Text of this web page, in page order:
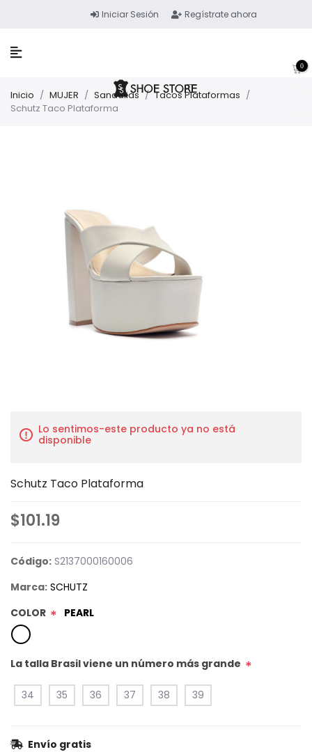
Iniciar Sesión Regístrate ahora
0
Inicio / MUJER / Sandalias / Tacos Plataformas /
Schutz Taco Plataforma
Lo sentimos-este producto ya no está
disponible
Schutz Taco Plataforma
$101.19
Código: S2137000160006
Marca: SCHUTZ
COLOR * PEARL
La talla Brasil viene un número más grande *
34 35 36 37 38 39
Envío gratis